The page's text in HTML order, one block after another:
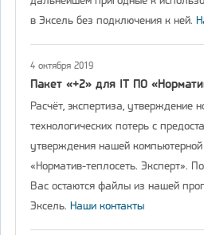
в Эксель без подключения к ней.
4 октября 2019
Пакет «+2» для IT ПО
Расчёт, экспертиза, утверждение
технологических потерь с
утверждения нашей
«Норматив-теплосеть. Эксперт».
Вас остаются файлы из нашей
Эксель. Наши контакты